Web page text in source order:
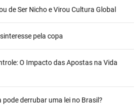
de Ser Nicho e Virou Cultura Global
pela copa
O Impacto das Apostas na Vida
pode derrubar uma lei no Brasil?